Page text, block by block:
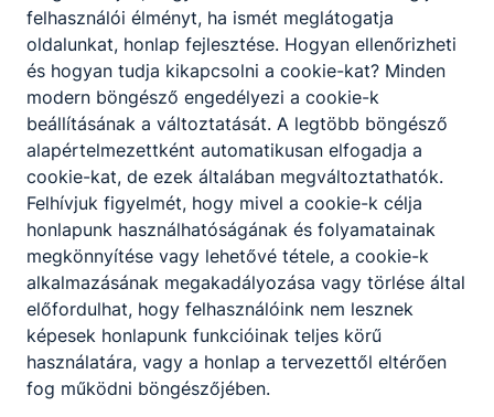
Ezután a második világháború nehéz napjai
következtek. Az iskola dolgozói közül 17 került
különböző harcterekre, hárman hunytak el a
bombázások következtében. A háború miatt tűz
pusztított, a vízvezeték szétfagyott, a felszerelés,
a könyvek nagy része eltűnt vagy megsemmisült.
1945-ben az iskolában működött az újpesti orosz
katonai városparancsnokság. A tanárok és diákok
közös erőfeszítése teremtett a semmiből újra
iskolát. A műhelyben először tanulópadok
készültek. A gyakorlati oktatás keretében
javították meg a zárakat, kulcsokat, pótolták a
kerítés vasrészeit, rendbe hozták a fűtőtesteket,
kazánokat, a vízvezetéket. Szemléltető
eszközöket készítettek. Megkezdődött a tanítás.
felhasználói élményt, ha ismét meglátogatja
oldalunkat, honlap fejlesztése. Hogyan ellenőrizheti
és hogyan tudja kikapcsolni a cookie-kat? Minden
modern böngésző engedélyezi a cookie-k
beállításának a változtatását. A legtöbb böngésző
alapértelmezettként automatikusan elfogadja a
cookie-kat, de ezek általában megváltoztathatók.
Felhívjuk figyelmét, hogy mivel a cookie-k célja
honlapunk használhatóságának és folyamatainak
megkönnyítése vagy lehetővé tétele, a cookie-k
alkalmazásának megakadályozása vagy törlése által
előfordulhat, hogy felhasználóink nem lesznek
képesek honlapunk funkcióinak teljes körű
használatára, vagy a honlap a tervezettől eltérően
fog működni böngészőjében.